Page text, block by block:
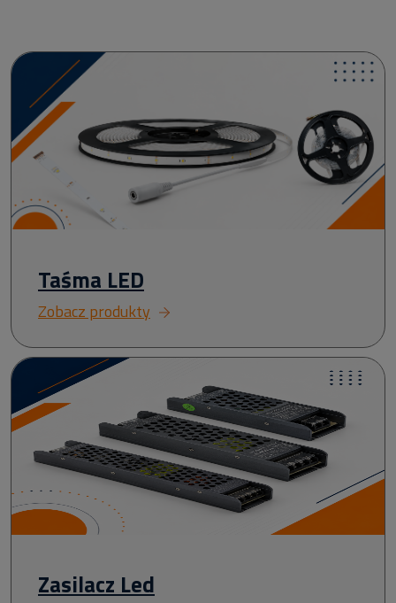
Taśma LED
Zobacz produkty
Zasilacz Led